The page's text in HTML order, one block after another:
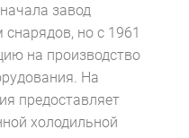
завод
но с 1961
на производство
На
предоставляет
холодильной